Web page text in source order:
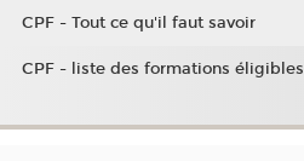
CPF - Tout ce qu'il faut savoir
CPF - liste des formations éligibles